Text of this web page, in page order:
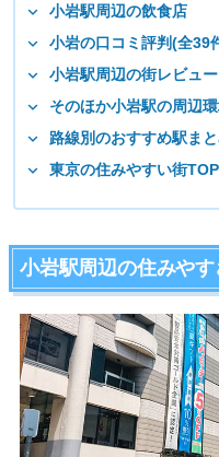
小岩駅周辺の飲食店
小岩の口コミ評判(全39
小岩駅周辺の街レビュー
そのほか小岩駅の周辺
路線別のおすすめ駅ま
東京の住みやすい街
小岩駅周辺の住みやす